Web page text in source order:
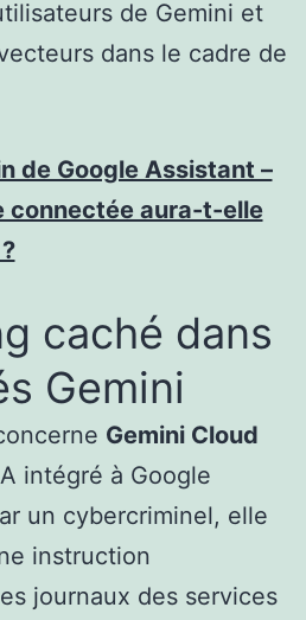
de Gemini et
dans le cadre de
de Google Assistant –
connectée aura-t-elle
caché dans
Gemini
Gemini Cloud
intégré à Google
un cybercriminel, elle
instruction
journaux des services